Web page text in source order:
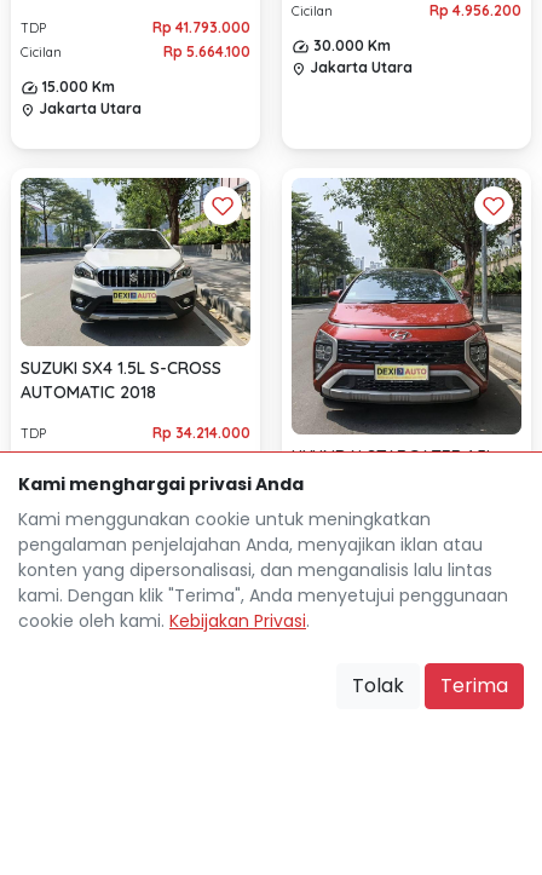
TDP Rp 41.793.000
Cicilan
Rp 5.664.100
15.000 Km
location_on Jakarta Utara
Cicilan
Rp 4.956.200
30.000 Km
location_on Jakarta Utara
SUZUKI SX4 1.5L S-CROSS
AUTOMATIC 2018
TDP Rp 34.214.000
Cicilan
Rp 4.473.800
30.000 Km
location_onJakarta Utara
HYUNDAI STARGAZER 1.5L
PRIME AT AUTOMATIC 2023
TDP Rp 37.948.000
Cicilan
Rp 5.069.500
30.000 Km
location_onJakarta Utara
Kami menghargai privasi Anda
Kami menggunakan cookie untuk meningkatkan
pengalaman penjelajahan Anda, menyajikan iklan atau
konten yang dipersonalisasi, dan menganalisis lalu lintas
kami. Dengan klik "Terima", Anda menyetujui penggunaan
cookie oleh kami. Kebijakan Privasi.
Tolak Terima